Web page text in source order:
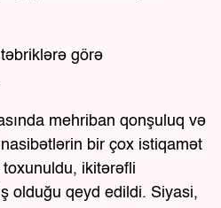
görə
mehriban qonşuluq və
bir çox istiqamət
ikitərəfli
olduğu qeyd edildi. Siyasi,